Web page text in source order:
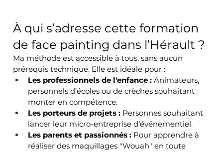
À qui s’adresse cette formation
de face painting dans l’Hérault ?
Ma méthode est accessible à tous, sans aucun
prérequis technique. Elle est idéale pour :
Les professionnels de l'enfance : Animateurs,
personnels d’écoles ou de crèches souhaitant
monter en compétence.
Les porteurs de projets : Personnes souhaitant
lancer leur micro-entreprise d’événementiel.
Les parents et passionnés : Pour apprendre à
réaliser des maquillages "Wouah" en toute